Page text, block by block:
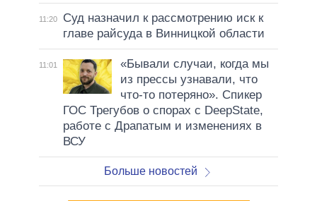
11:20
Суд назначил к рассмотрению иск к
главе райсуда в Винницкой области
11:01
«Бывали случаи, когда мы
из прессы узнавали, что
что-то потеряно». Спикер
ГОС Трегубов о спорах с DeepState,
работе с Драпатым и изменениях в
ВСУ
Больше новостей